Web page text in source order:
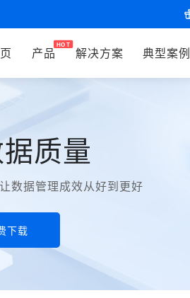
质量
数据管理成效从好到更好
下载
产品 解决方案 典型案例